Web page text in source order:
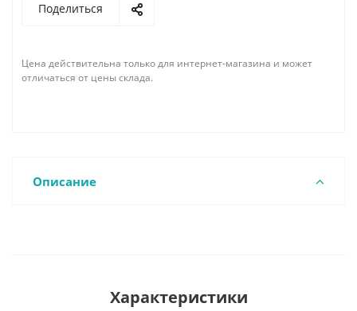
Поделиться
Цена действительна только для интернет-магазина и может
отличаться от цены склада.
Описание
Характеристики